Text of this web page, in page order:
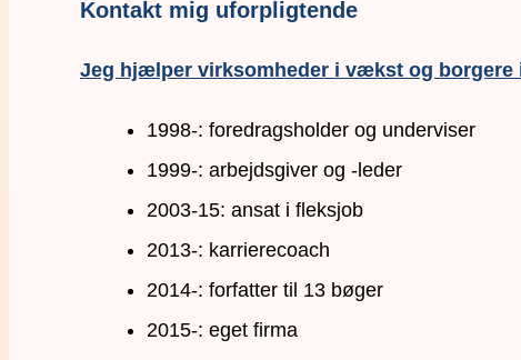
Kontakt mig uforpligtende
Jeg hjælper virksomheder i vækst og borgere
1998-: foredragsholder og underviser
1999-: arbejdsgiver og -leder
2003-15: ansat i fleksjob
2013-: karrierecoach
2014-: forfatter til 13 bøger
2015-: eget firma